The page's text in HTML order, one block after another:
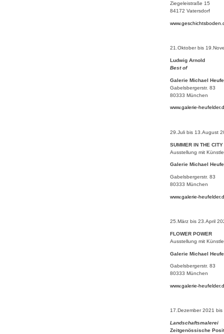
Ziegeleistraße 15
84172 Vatersdorf
21.Oktober bis
Ludwig Arnold
Best of
Galerie Michael
Gabelsbergerstr. 83
80333 München
www.galerie-
29.Juli bis 13.August
SUMMER IN THE CITY
Ausstellung mit
Galerie Michael
Gabelsbergerstr. 83
80333 München
www.galerie-
25.März bis 23.April
FLOWER POWER
Ausstellung mit
Galerie Michael
Gabelsbergerstr. 83
80333 München
www.galerie-
17.Dezember 2021
Landschaftsmalerei
Zeitgenössische